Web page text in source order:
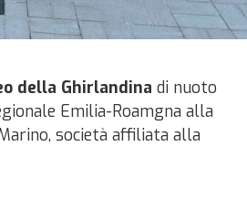
della Ghirlandina di nuoto
Emilia-Roamgna alla
società affiliata alla